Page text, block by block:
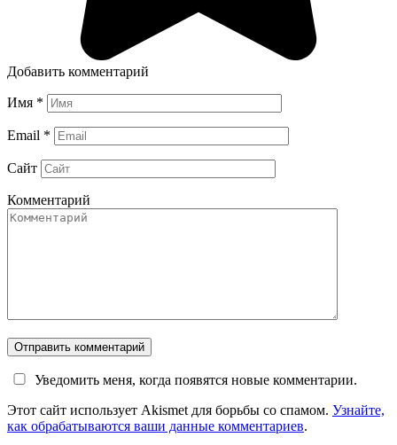
Добавить комментарий
Имя *
Email *
Сайт
Комментарий
Уведомить меня, когда появятся новые комментарии.
Этот сайт использует Akismet для борьбы со спамом. Узнайте,
как обрабатываются ваши данные комментариев.